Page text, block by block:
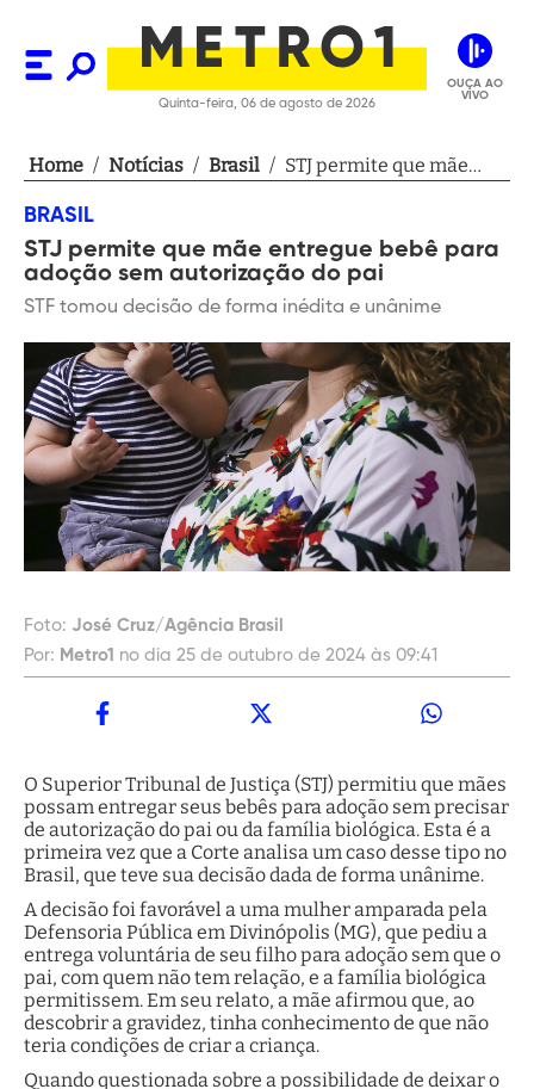
Quinta-feira, 06 de agosto de 2026
OUÇA AO
VIVO
Home / Notícias / Brasil / STJ permite que mãe
do pai
BRASIL
STJ permite que mãe entregue bebê para
adoção sem autorização do pai
STF tomou decisão de forma inédita e unânime
Foto: José Cruz/Agência Brasil
Por: Metro1 no dia 25 de outubro de 2024 às 09:41
O Superior Tribunal de Justiça (STJ) permitiu que mães
possam entregar seus bebês para adoção sem precisar
de autorização do pai ou da família biológica. Esta é a
primeira vez que a Corte analisa um caso desse tipo no
Brasil, que teve sua decisão dada de forma unânime.
A decisão foi favorável a uma mulher amparada pela
Defensoria Pública em Divinópolis (MG), que pediu a
entrega voluntária de seu filho para adoção sem que o
pai, com quem não tem relação, e a família biológica
permitissem. Em seu relato, a mãe afirmou que, ao
descobrir a gravidez, tinha conhecimento de que não
teria condições de criar a criança.
Quando questionada sobre a possibilidade de deixar o